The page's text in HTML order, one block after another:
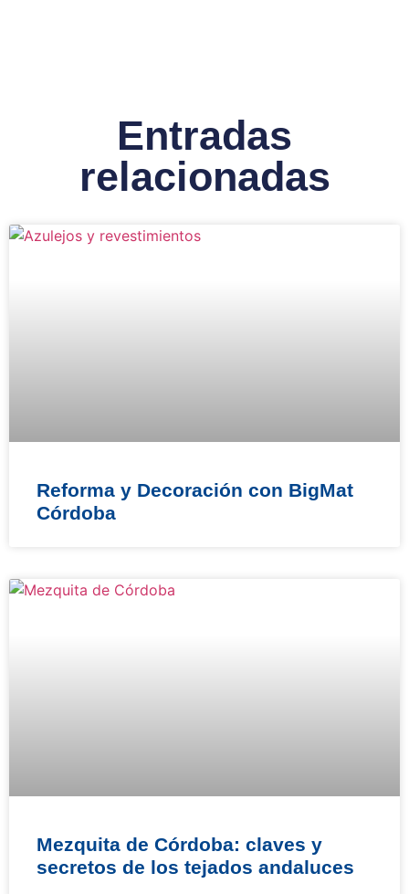
Entradas
relacionadas
Reforma y Decoración con BigMat
Córdoba
Mezquita de Córdoba: claves y
secretos de los tejados andaluces